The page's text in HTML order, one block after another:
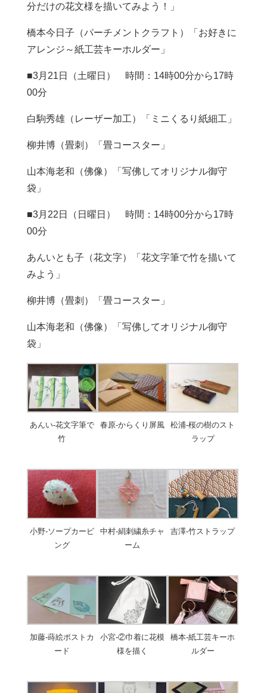
分だけの花文様を描いてみよう！」
橋本今日子（パーチメントクラフト）「お好きに
アレンジ～紙工芸キーホルダー」
■3月21日（土曜日） 時間：14時00分から17時
00分
白駒秀雄（レーザー加工）「ミニくるり紙細工」
柳井博（畳刺）「畳コースター」
山本海老和（佛像）「写佛してオリジナル御守
袋」
■3月22日（日曜日） 時間：14時00分から17時
00分
あんいとも子（花文字）「花文字筆で竹を描いて
みよう」
柳井博（畳刺）「畳コースター」
山本海老和（佛像）「写佛してオリジナル御守
袋」
あんい-花文字筆で
竹
春原-からくり屏風
松浦-桜の樹のスト
ラップ
小野-ソープカービ
ング
中村-絹刺繍糸チャ
ーム
吉澤-竹ストラップ
加藤-蒔絵ポストカ
ード
小宮-②巾着に花模
様を描く
橋本-紙工芸キーホ
ルダー